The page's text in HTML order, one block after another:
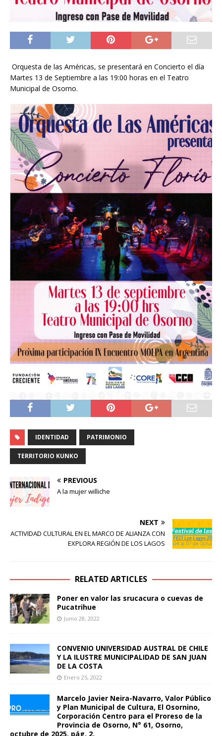
Orquesta de las Américas, se presentará en Concierto el día
Martes 13 de Septiembre a las 19:00 horas en el Teatro
Municipal de Osorno.
IDENTIDAD PATRIMONIO
TERRITORIO KUNKO
PREVIOUS
A la mujer williche
NEXT
ACTIVIDAD CULTURAL EN EL MARCO DE ALIANZA CON
EXPLORA REGIÓN DE LOS LAGOS
RELATED ARTICLES
Poner en valor las srucacura o cuevas de
Pucatrihue
Junio 28, 2022
CONVENIO UNIVERSIDAD AUSTRAL DE CHILE
Y LA ILUSTRE MUNICIPALIDAD DE SAN JUAN
DE LA COSTA
Enero 25, 2022
Marcelo Javier Neira-Navarro, Valor Público
y Plan Municipal de Cultura, El Osornino,
Corporación Centro para el Proreso de la
Provincia de Osorno, N° 61, Osorno,
octubre de 2025, pág. 2.